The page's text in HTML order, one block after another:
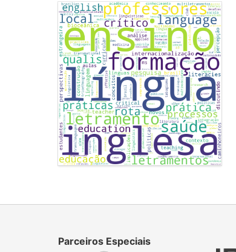
Parceiros Especiais